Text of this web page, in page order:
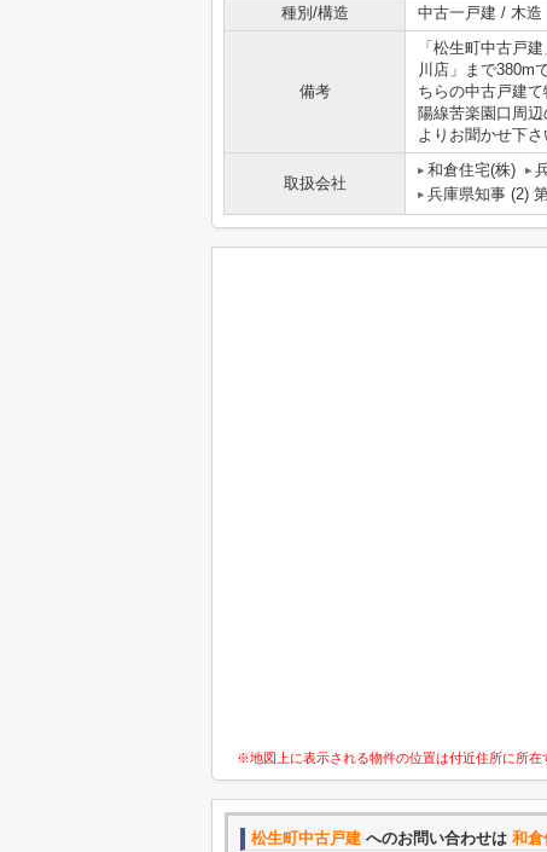
種別/構造
中古一戸建 / 木造
備考
「松生町中古戸
川店」まで380m
ちらの中古戸建
陽線苦楽園口周
よりお聞かせ下さ
取扱会社
和倉住宅(株)
兵庫県知事 (2)
※地図上に表示される物件の位置は付近住所に所在
松生町中古戸建 へのお問い合わせは 和倉